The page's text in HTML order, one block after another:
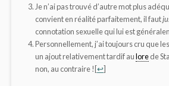
Je n’ai pas trouvé d’autre mot plus
convient en réalité parfaitement, il faut
connotation sexuelle qui lui est
Personnellement, j’ai toujours cru que
un ajout relativement tardif aulorede
non, au contraire ! [↩]